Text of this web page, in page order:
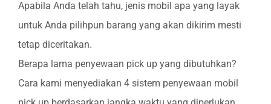
Apabila Anda telah tahu, jenis mobil apa yang layak
untuk Anda pilihpun barang yang akan dikirim mesti
tetap diceritakan.
Berapa lama penyewaan pick up yang dibutuhkan?
Cara kami menyediakan 4 sistem penyewaan mobil